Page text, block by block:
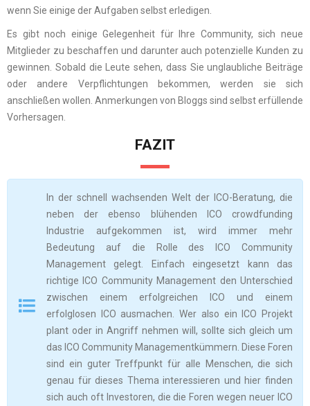
wenn Sie einige der Aufgaben selbst erledigen.
Es gibt noch einige Gelegenheit für Ihre Community, sich neue
Mitglieder zu beschaffen und darunter auch potenzielle Kunden zu
gewinnen. Sobald die Leute sehen, dass Sie unglaubliche Beiträge
oder andere Verpflichtungen bekommen, werden sie sich
anschließen wollen. Anmerkungen von Bloggs sind selbst erfüllende
Vorhersagen.
FAZIT
In der schnell wachsenden Welt der ICO-Beratung, die
neben der ebenso blühenden ICO crowdfunding
Industrie aufgekommen ist, wird immer mehr
Bedeutung auf die Rolle des ICO Community
Management gelegt. Einfach eingesetzt kann das
richtige ICO Community Management den Unterschied
zwischen einem erfolgreichen ICO und einem
erfolglosen ICO ausmachen. Wer also ein ICO Projekt
plant oder in Angriff nehmen will, sollte sich gleich um
das ICO Community Managementkümmern. Diese Foren
sind ein guter Treffpunkt für alle Menschen, die sich
genau für dieses Thema interessieren und hier finden
sich auch oft Investoren, die die Foren wegen neuer ICO